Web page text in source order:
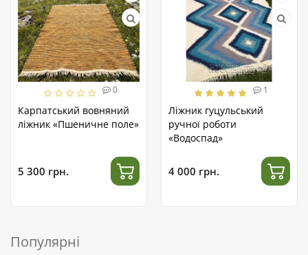
0
Карпатський вовняний
ліжник «Пшеничне поле»
5 300 грн.
1
Ліжник гуцульський
ручної роботи
«Водоспад»
4 000 грн.
Популярні